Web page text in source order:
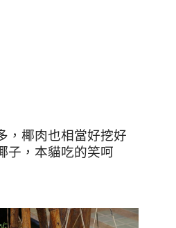
，椰肉也相當好挖好
子，本貓吃的笑呵